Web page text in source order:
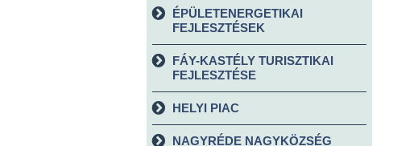
ÉPÜLETENERGETIKAI
FEJLESZTÉSEK
FÁY-KASTÉLY TURISZTIKAI
FEJLESZTÉSE
HELYI PIAC
NAGYRÉDE NAGYKÖZSÉG